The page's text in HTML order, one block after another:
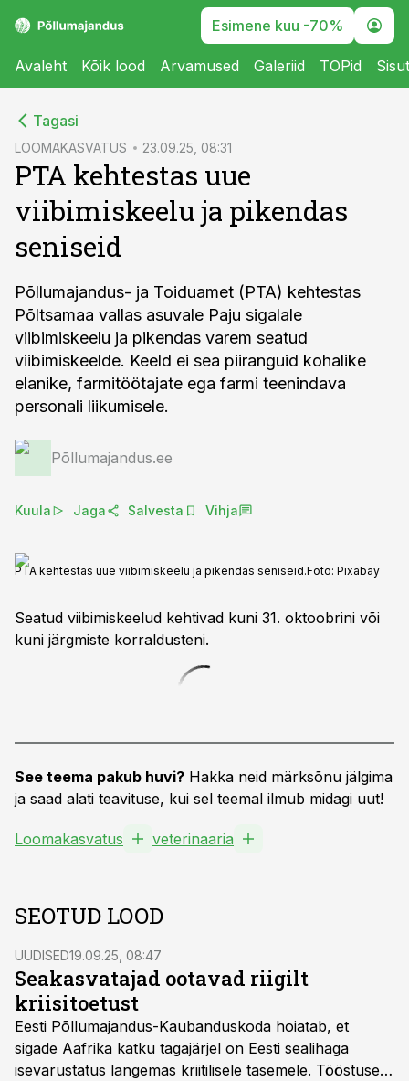
Esimene kuu -70%
Avaleht Kõik lood Arvamused Galeriid TOPid
Tagasi
LOOMAKASVATUS 23.09.25, 08:31
PTA kehtestas uue
viibimiskeelu ja pikendas
seniseid
Põllumajandus- ja Toiduamet (PTA) kehtestas
Põltsamaa vallas asuvale Paju sigalale
viibimiskeelu ja pikendas varem seatud
viibimiskeelde. Keeld ei sea piiranguid kohalike
elanike, farmitöötajate ega farmi teenindava
personali liikumisele.
Põllumajandus.ee
Kuula Jaga Salvesta Vihja
PTA kehtestas uue viibimiskeelu ja pikendas seniseid.Foto: Pixabay
Seatud viibimiskeelud kehtivad kuni 31. oktoobrini või
kuni järgmiste korraldusteni.
See teema pakub huvi? Hakka neid märksõnu jälgima
ja saad alati teavituse, kui sel teemal ilmub midagi uut!
Loomakasvatus veterinaaria
SEOTUD LOOD
UUDISED19.09.25, 08:47
Seakasvatajad ootavad riigilt
kriisitoetust
Eesti Põllumajandus-Kaubanduskoda hoiatab, et
sigade Aafrika katku tagajärjel on Eesti sealihaga
isevarustatus langemas kriitilisele tasemele. Tööstuse